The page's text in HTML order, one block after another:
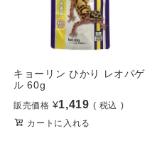
キョーリン ひかり レオパゲ
ル 60g
販売価格 ¥1,419
税込
カートに入れる